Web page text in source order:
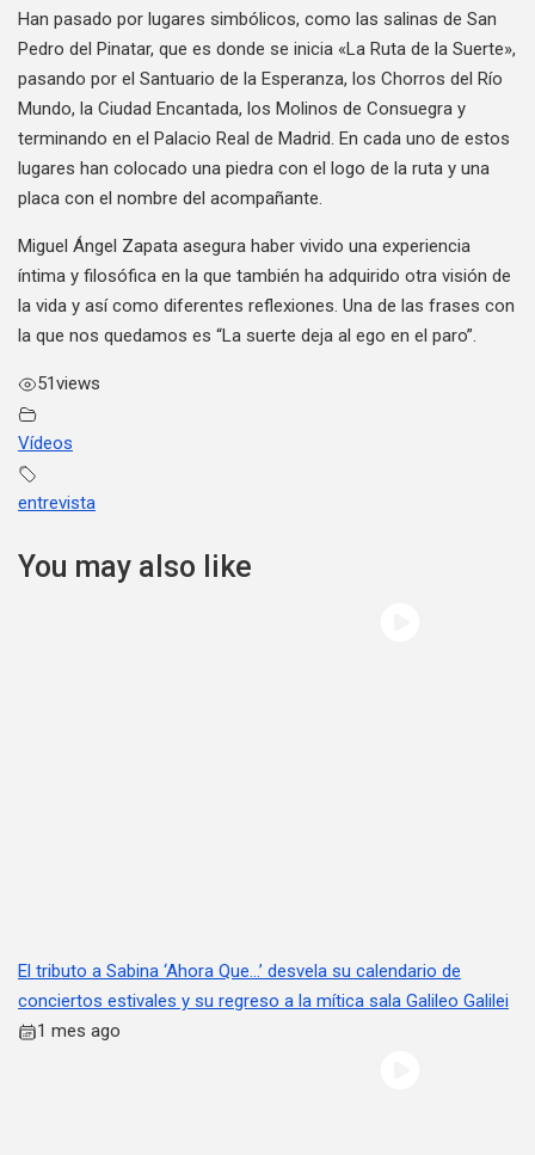
Han pasado por lugares simbólicos, como las salinas de San
Pedro del Pinatar, que es donde se inicia «La Ruta de la Suerte»,
pasando por el Santuario de la Esperanza, los Chorros del Río
Mundo, la Ciudad Encantada, los Molinos de Consuegra y
terminando en el Palacio Real de Madrid. En cada uno de estos
lugares han colocado una piedra con el logo de la ruta y una
placa con el nombre del acompañante.
Miguel Ángel Zapata asegura haber vivido una experiencia
íntima y filosófica en la que también ha adquirido otra visión de
la vida y así como diferentes reflexiones. Una de las frases con
la que nos quedamos es “La suerte deja al ego en el paro”.
51views
Vídeos
entrevista
You may also like
El tributo a Sabina ‘Ahora Que…’ desvela su calendario de
conciertos estivales y su regreso a la mítica sala Galileo Galilei
1 mes ago